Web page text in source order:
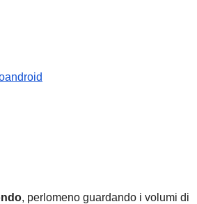
, perlomeno guardando i volumi di